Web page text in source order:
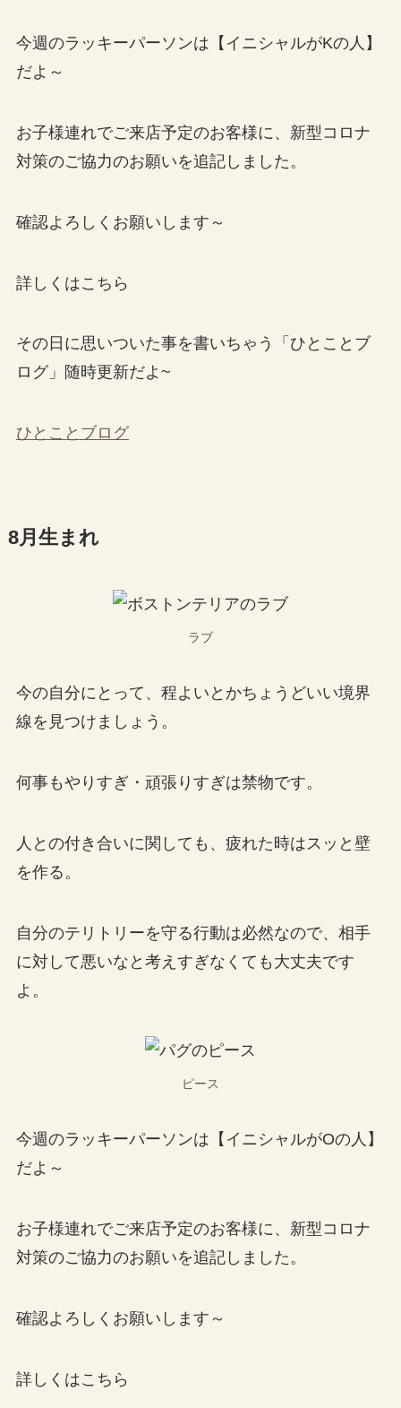
今週のラッキーパーソンは【イニシャルがKの人】
だよ～
お子様連れでご来店予定のお客様に、新型コロナ
対策のご協力のお願いを追記しました。
確認よろしくお願いします～
詳しくはこちら
その日に思いついた事を書いちゃう「ひとことブ
ログ」随時更新だよ~
ひとことブログ
8月生まれ
ラブ
今の自分にとって、程よいとかちょうどいい境界
線を見つけましょう。
何事もやりすぎ・頑張りすぎは禁物です。
人との付き合いに関しても、疲れた時はスッと壁
を作る。
自分のテリトリーを守る行動は必然なので、相手
に対して悪いなと考えすぎなくても大丈夫です
よ。
ピース
今週のラッキーパーソンは【イニシャルがOの人】
だよ～
お子様連れでご来店予定のお客様に、新型コロナ
対策のご協力のお願いを追記しました。
確認よろしくお願いします～
詳しくはこちら